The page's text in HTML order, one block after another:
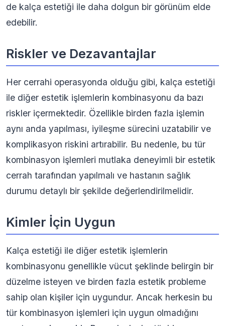
de kalça estetiği ile daha dolgun bir görünüm elde
edebilir.
Riskler ve Dezavantajlar
Her cerrahi operasyonda olduğu gibi, kalça estetiği
ile diğer estetik işlemlerin kombinasyonu da bazı
riskler içermektedir. Özellikle birden fazla işlemin
aynı anda yapılması, iyileşme sürecini uzatabilir ve
komplikasyon riskini artırabilir. Bu nedenle, bu tür
kombinasyon işlemleri mutlaka deneyimli bir estetik
cerrah tarafından yapılmalı ve hastanın sağlık
durumu detaylı bir şekilde değerlendirilmelidir.
Kimler İçin Uygun
Kalça estetiği ile diğer estetik işlemlerin
kombinasyonu genellikle vücut şeklinde belirgin bir
düzelme isteyen ve birden fazla estetik probleme
sahip olan kişiler için uygundur. Ancak herkesin bu
tür kombinasyon işlemleri için uygun olmadığını